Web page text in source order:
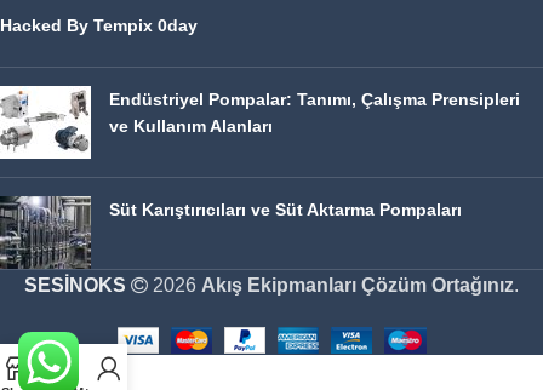
Hacked By Tempix 0day
Endüstriyel Pompalar: Tanımı, Çalışma Prensipleri
ve Kullanım Alanları
Süt Karıştırıcıları ve Süt Aktarma Pompaları
SESİNOKS 2026 Akış Ekipmanları Çözüm Ortağınız.